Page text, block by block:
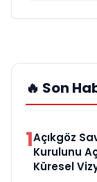
🔥 Son
1Açıkgöz
Kurulunu
Küresel